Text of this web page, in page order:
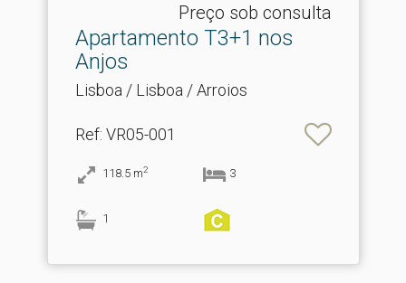
Preço sob consulta
Apartamento T3+1 nos
Anjos
Lisboa / Lisboa / Arroios
Ref: VR05-001
118.5 m2 3
1